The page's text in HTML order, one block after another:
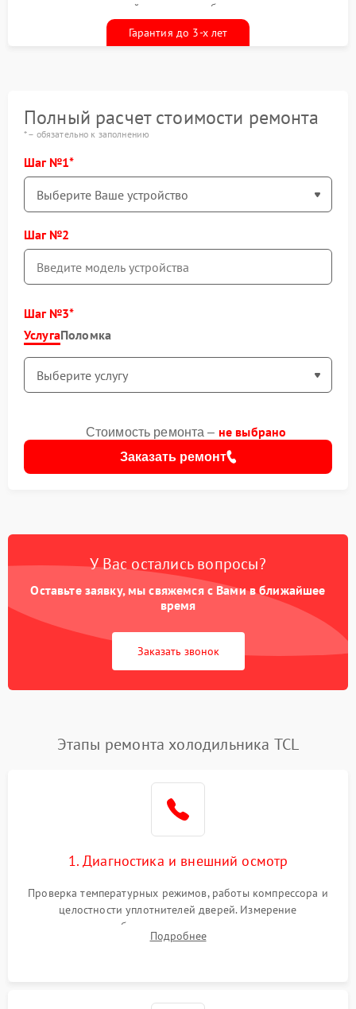
гарантийным талоном бесплатно
Гарантия до 3-х лет
Полный расчет стоимости ремонта
* – обязательно к заполнению
Шаг №1
Шаг №2
Шаг №3
УслугаПоломка
Заказать ремонт
Стоимость ремонта – не выбрано
У Вас остались вопросы?
Оставьте заявку, мы свяжемся с Вами в ближайшее
время
Заказать звонок
Этапы ремонта холодильника TCL
1. Диагностика и внешний осмотр
Проверка температурных режимов, работы компрессора и
целостности уплотнителей дверей. Измерение
сопротивления обмоток мотора, проверка термостата и
считывание кодов ошибок с электронного дисплея.
Подробнее